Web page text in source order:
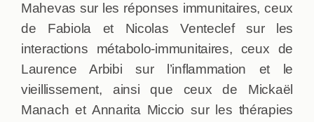
Mahevas sur les réponses immunitaires, ceux
de Fabiola et Nicolas Venteclef sur les
interactions métabolo-immunitaires, ceux de
Laurence Arbibi sur l’inflammation et le
vieillissement, ainsi que ceux de Mickaël
Manach et Annarita Miccio sur les thérapies